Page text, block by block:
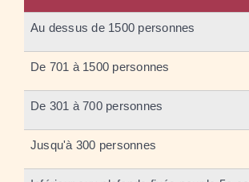
Au dessus de 1500 personnes
De 701 à 1500 personnes
De 301 à 700 personnes
Jusqu'à 300 personnes